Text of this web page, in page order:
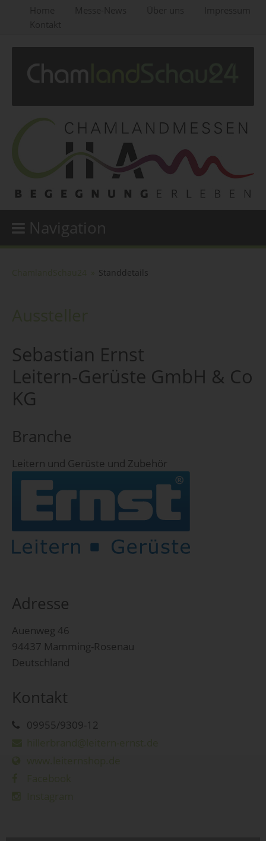
Navigation
Standdetails
Sebastian Ernst
Leitern-Gerüste GmbH & Co
KG
Branche
Leitern und Gerüste und Zubehör
Adresse
Auenweg 46
94437 Mamming-Rosenau
Deutschland
Kontakt
09955/9309-12